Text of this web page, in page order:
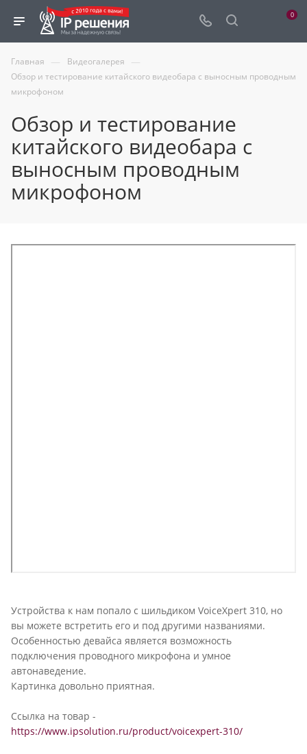
0
Главная — Видеогалерея —
Обзор и тестирование китайского видеобара с выносным проводным
микрофоном
Обзор и тестирование
китайского видеобара с
выносным проводным
микрофоном
Устройства к нам попало с шильдиком VoiceXpert 310, но
вы можете встретить его и под другими названиями.
Особенностью девайса является возможность
подключения проводного микрофона и умное
автонаведение.
Картинка довольно приятная.
Ссылка на товар -
https://www.ipsolution.ru/product/voicexpert-310/